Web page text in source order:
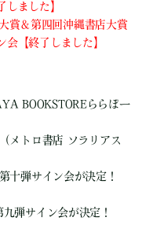
しました】
賞＆第四回沖縄書店大賞
会【終了しました】
BOOKSTOREららぽー
メトロ書店 ソラリアス
十弾サイン会が決定！
弾サイン会が決定！